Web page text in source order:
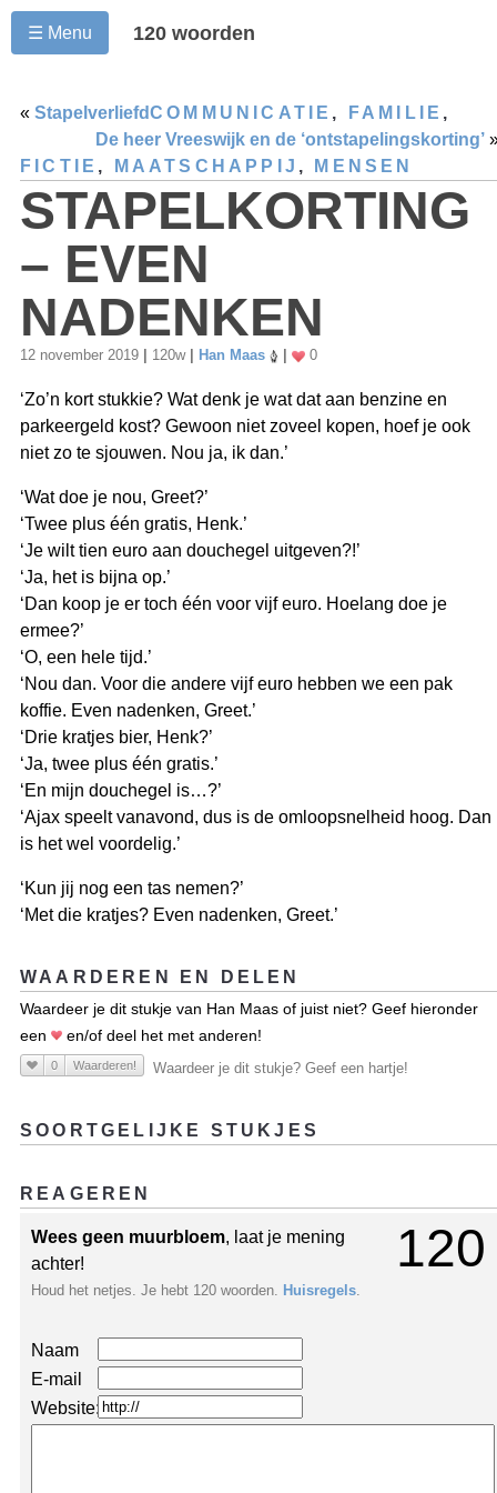
☰ Menu 120 woorden
« Stapelverliefd
De heer Vreeswijk en de ‘ontstapelingskorting’
COMMUNICATIE , FAMILIE ,
FICTIE , MAATSCHAPPIJ , MENSEN
STAPELKORTING
– EVEN
NADENKEN
12 november 2019 120w Han Maas 0
‘Zo’n kort stukkie? Wat denk je wat dat aan benzine en
parkeergeld kost? Gewoon niet zoveel kopen, hoef je ook
niet zo te sjouwen. Nou ja, ik dan.’
‘Wat doe je nou, Greet?’
‘Twee plus één gratis, Henk.’
‘Je wilt tien euro aan douchegel uitgeven?!’
‘Ja, het is bijna op.’
‘Dan koop je er toch één voor vijf euro. Hoelang doe je
ermee?’
‘O, een hele tijd.’
‘Nou dan. Voor die andere vijf euro hebben we een pak
koffie. Even nadenken, Greet.’
‘Drie kratjes bier, Henk?’
‘Ja, twee plus één gratis.’
‘En mijn douchegel is…?’
‘Ajax speelt vanavond, dus is de omloopsnelheid hoog. Dan
is het wel voordelig.’
‘Kun jij nog een tas nemen?’
‘Met die kratjes? Even nadenken, Greet.’
WAARDEREN EN DELEN
Waardeer je dit stukje van Han Maas of juist niet? Geef hieronder
een
en/of deel het met anderen!
0 Waarderen! Waardeer je dit stukje? Geef een hartje!
SOORTGELIJKE STUKJES
REAGEREN
120
Wees geen muurbloem, laat je mening
achter!
Houd het netjes. Je hebt 120 woorden. Huisregels
Naam
E-mail
Website: